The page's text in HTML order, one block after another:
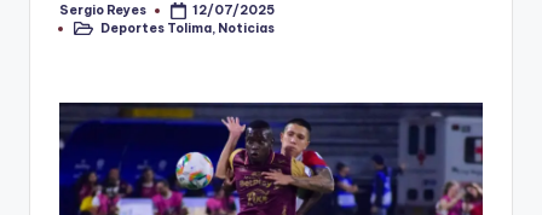
oPublicado
por
Sergio Reyes
12/07/2025
Publicado
Deportes Tolima Noticias